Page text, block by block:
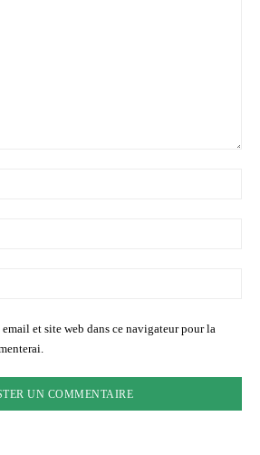
et site web dans ce navigateur pour la